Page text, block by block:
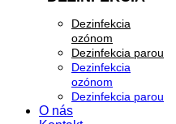
Dezinfekcia
ozónom
Dezinfekcia parou
Dezinfekcia
ozónom
Dezinfekcia parou
O nás